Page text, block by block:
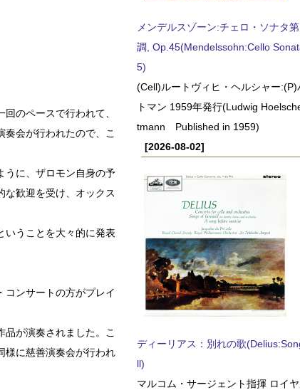
のペースで行われて、
会が行われたので、こ
うに、ザロモン自身の予
な歓迎を受け、オックス
いうことを大々的に発表
コンサートの方がプレイ
が演奏されました。こ
様に慈善演奏会が行われ
メンデルスゾーン:チェロ・ソナタ
調, Op.45(Mendelssohn:Cello
5)
(Cell)ルートヴィヒ・ヘルシャー
トマン 1959年発行(Ludwig
tmann Published in 1959)
[2026-08-02]
ディーリアス：別れの歌
ll)
マルコム・サージェント指揮 ロイ